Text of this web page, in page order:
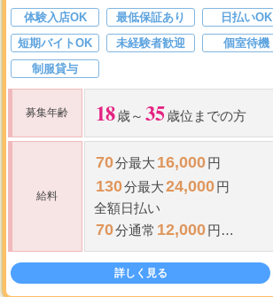
体験入店OK 最低保証あり 日払いOK
短期バイトOK
未経験者歓迎 個室待機
制服貸与
募集年齢 18歳～ 35歳位までの方
給料
70分最大 16,000円
130分最大24,000円
全額日払い
70分通常 12,000円
130分通常20,000円
日給 70,000
詳しく見る